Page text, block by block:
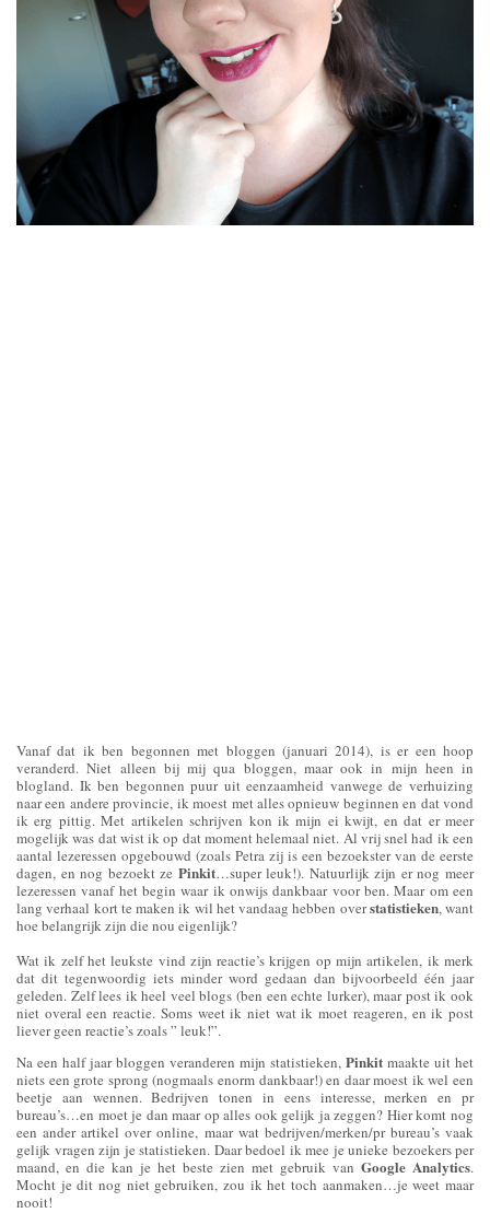
Vanaf dat ik ben begonnen met bloggen (januari 2014), is er een hoop
veranderd. Niet alleen bij mij qua bloggen, maar ook in mijn heen in
blogland. Ik ben begonnen puur uit eenzaamheid vanwege de verhuizing
naar een andere provincie, ik moest met alles opnieuw beginnen en dat vond
ik erg pittig. Met artikelen schrijven kon ik mijn ei kwijt, en dat er meer
mogelijk was dat wist ik op dat moment helemaal niet. Al vrij snel had ik een
aantal lezeressen opgebouwd (zoals Petra zij is een bezoekster van de eerste
dagen, en nog bezoekt ze Pinkit…super leuk!). Natuurlijk zijn er nog meer
lezeressen vanaf het begin waar ik onwijs dankbaar voor ben. Maar om een
lang verhaal kort te maken ik wil het vandaag hebben overstatistieken, want
hoe belangrijk zijn die nou eigenlijk?
Wat ik zelf het leukste vind zijn reactie’s krijgen op mijn artikelen, ik merk
dat dit tegenwoordig iets minder word gedaan dan bijvoorbeeld één jaar
geleden. Zelf lees ik heel veel blogs (ben een echte lurker), maar post ik ook
niet overal een reactie. Soms weet ik niet wat ik moet reageren, en ik post
liever geen reactie’s zoals ” leuk!”.
Na een half jaar bloggen veranderen mijn statistieken, Pinkit maakte uit het
niets een grote sprong (nogmaals enorm dankbaar!) en daar moest ik wel een
beetje aan wennen. Bedrijven tonen in eens interesse, merken en pr
bureau’s…en moet je dan maar op alles ook gelijk ja zeggen? Hier komt nog
een ander artikel over online, maar wat bedrijven/merken/pr bureau’s vaak
gelijk vragen zijn je statistieken. Daar bedoel ik mee je unieke bezoekers per
maand, en die kan je het beste zien met gebruik van Google Analytics.
Mocht je dit nog niet gebruiken, zou ik het toch aanmaken…je weet maar
nooit!